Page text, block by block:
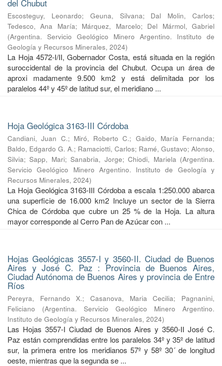
del Chubut
Escosteguy, Leonardo; Geuna, Silvana; Dal Molin, Carlos;
Tedesco, Ana María; Márquez, Marcelo; Del Mármol, Gabriel
(Argentina. Servicio Geológico Minero Argentino. Instituto de
Geología y Recursos Minerales, 2024)
La Hoja 4572-I/II, Gobernador Costa, está situada en la región
suroccidental de la provincia del Chubut. Ocupa un área de
aproxi madamente 9.500 km2 y está delimitada por los
paralelos 44º y 45º de latitud sur, el meridiano ...
Hoja Geológica 3163-III Córdoba
Candiani, Juan C.; Miró, Roberto C.; Gaido, María Fernanda;
Baldo, Edgardo G. A.; Ramaciotti, Carlos; Ramé, Gustavo; Alonso,
Silvia;Sapp, Mari;Sanabria, Jorge;Chiodi, Mariela (Argentina.
Servicio Geológico Minero Argentino. Instituto de Geología y
Recursos Minerales, 2024)
La Hoja Geológica 3163-III Córdoba a escala 1:250.000 abarca
una superficie de 16.000 km2 Incluye un sector de la Sierra
Chica de Córdoba que cubre un 25 % de la Hoja. La altura
mayor corresponde al Cerro Pan de Azúcar con ...
Hojas Geológicas 3557-I y 3560-II. Ciudad de Buenos
Aires y José C. Paz : Provincia de Buenos Aires,
Ciudad Autónoma de Buenos Aires y provincia de Entre
Ríos
Pereyra, Fernando X.;Casanova, Maria Cecilia; Pagnanini,
Feliciano
(Argentina. Servicio Geológico Minero Argentino.
Instituto de Geología y Recursos Minerales, 2024)
Las Hojas 3557-I Ciudad de Buenos Aires y 3560-II José C.
Paz están comprendidas entre los paralelos 34º y 35º de latitud
sur, la primera entre los meridianos 57º y 58º 30´ de longitud
oeste, mientras que la segunda se ...